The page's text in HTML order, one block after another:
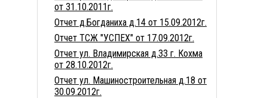
от 31.10.2011г.
Отчет д.Богданиха д.14 от 15.09.2012г.
Отчет ТСЖ "УСПЕХ" от 17.09.2012г.
Отчет ул. Владимирская д.33 г. Кохма
от 28.10.2012г.
Отчет ул. Машиностроительная д.18 от
30.09.2012г.